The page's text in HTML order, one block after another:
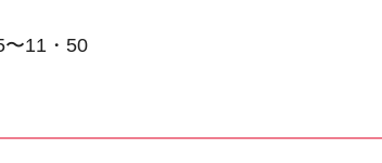
〜11・50